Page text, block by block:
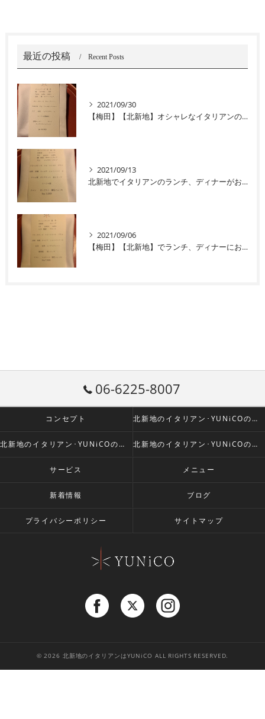
最近の投稿 Recent Posts
2021/09/30
【梅田】【北新地】オシャレなイタリアンのお店‘‘ユニコ‘‘
2021/09/13
北新地でイタリアンのランチ、ディナーがおすすめユニコ
2021/09/06
【梅田】【北新地】でランチ、ディナーにおすすめのイタリアン
06-6225-8007
コンセプト 北新地のイタリアン･YUNiCOの口コミ情報
北新地のイタリアン･YUNiCOの評判 北新地のイタリアン･YUNiCOのお客様の声
サービス メニュー
新着情報 ブログ
プライバシーポリシー サイトマップ
© 2026 北新地のイタリアンはYUNiCO ALL RIGHTS RESERVED.